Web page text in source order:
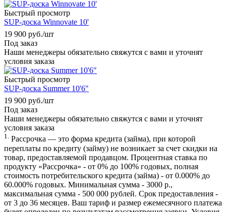
Быстрый просмотр
SUP-доска Winnovate 10'
19 900 руб./шт
Под заказ
Наши менеджеры обязательно свяжутся с вами и уточнят
условия заказа
Быстрый просмотр
SUP-доска Summer 10'6"
19 900 руб./шт
Под заказ
Наши менеджеры обязательно свяжутся с вами и уточнят
условия заказа
1. Рассрочка — это форма кредита (займа), при которой
переплаты по кредиту (займу) не возникает за счет скидки на
товар, предоставляемой продавцом. Процентная ставка по
продукту «Рассрочка» - от 0% до 100% годовых, полная
стоимость потребительского кредита (займа) - от 0.000% до
60.000% годовых. Минимальная сумма - 3000 р.,
максимальная сумма - 500 000 рублей. Срок предоставления -
от 3 до 36 месяцев. Ваш тариф и размер ежемесячного платежа